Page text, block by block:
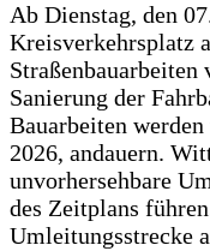
Ab Dienstag, den
Kreisverkehrsplatz
Sanierung der
Bauarbeiten
2026, andauern.
unvorhersehbare
des Zeitplans
Umleitungsstrecke